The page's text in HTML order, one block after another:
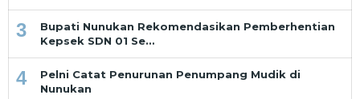
3
Bupati Nunukan Rekomendasikan Pemberhentian
Kepsek SDN 01 Se…
4
Pelni Catat Penurunan Penumpang Mudik di
Nunukan